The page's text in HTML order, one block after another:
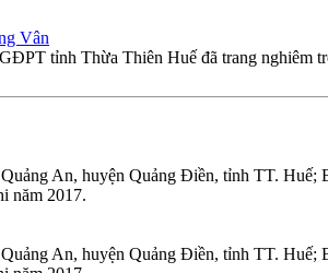
Vân
tỉnh Thừa Thiên Huế đã trang nghiêm
An, huyện Quảng Điền, tỉnh TT.
năm 2017.
An, huyện Quảng Điền, tỉnh TT.